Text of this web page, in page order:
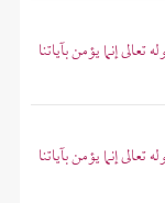
إنما يؤمن بآياتنا
إنما يؤمن بآياتنا